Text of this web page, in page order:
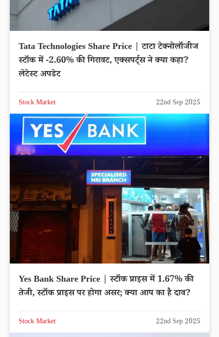
Tata Technologies Share Price | टाटा टेक्नोलॉजीज
स्टॉक में -2.60% की गिरावट, एक्सपर्ट्स ने क्या कहा?
लेटेस्ट अपडेट
Stock Market 22nd Sep 2025
Yes Bank Share Price | स्टॉक प्राइस में 1.67% की
तेजी, स्टॉक प्राइस पर होगा असर; क्या आप का है दाव?
Stock Market 22nd Sep 2025